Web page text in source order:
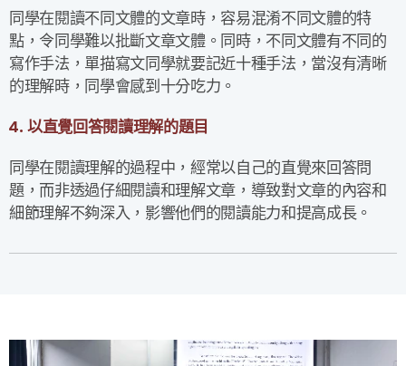
同學在閱讀不同文體的文章時，容易混淆不同文體的特
點，令同學難以批斷文章文體。同時，不同文體有不同的
寫作手法，單描寫文同學就要記近十種手法，當沒有清晰
的理解時，同學會感到十分吃力。
4. 以直覺回答閱讀理解的題目
同學在閱讀理解的過程中，經常以自己的直覺來回答問
題，而非透過仔細閱讀和理解文章，導致對文章的內容和
細節理解不夠深入，影響他們的閱讀能力和提高成長。